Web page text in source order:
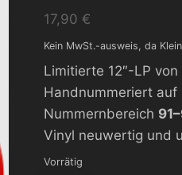
17,90 €
Kein MwSt.-ausweis, da
Limitierte 12″-LP von
Handnummeriert auf
Nummernbereich
Vinyl neuwertig und
Vorrätig